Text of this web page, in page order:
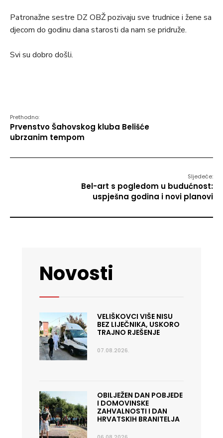
Patronažne sestre DZ OBŽ pozivaju sve trudnice i žene sa
djecom do godinu dana starosti da nam se pridruže.
Svi su dobro došli.
Prethodno:
Prvenstvo Šahovskog kluba Belišće
ubrzanim tempom
Sljedeće:
Bel-art s pogledom u budućnost:
uspješna godina i novi planovi
Novosti
VELIŠKOVCI VIŠE NISU
BEZ LIJEČNIKA, USKORO
TRAJNO RJEŠENJE
07.08.2026.
OBILJEŽEN DAN POBJEDE
I DOMOVINSKE
ZAHVALNOSTI I DAN
HRVATSKIH BRANITELJA